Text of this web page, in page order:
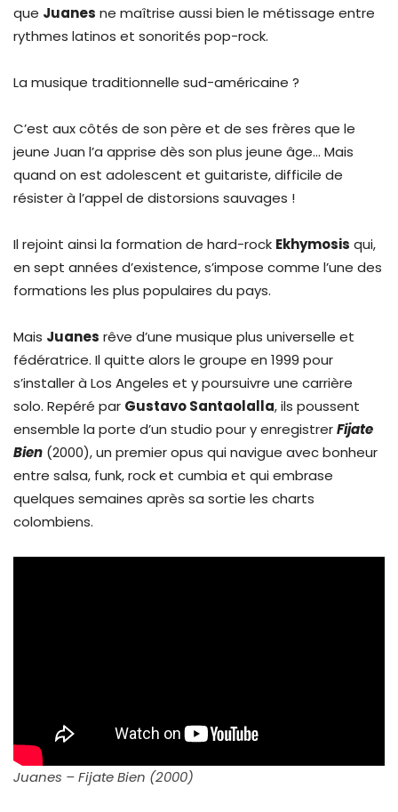
que Juanes ne maîtrise aussi bien le métissage entre
rythmes latinos et sonorités pop-rock.
La musique traditionnelle sud-américaine ?
C’est aux côtés de son père et de ses frères que le
jeune Juan l’a apprise dès son plus jeune âge… Mais
quand on est adolescent et guitariste, difficile de
résister à l’appel de distorsions sauvages !
Il rejoint ainsi la formation de hard-rock Ekhymosis qui,
en sept années d’existence, s’impose comme l’une des
formations les plus populaires du pays.
Mais Juanes rêve d’une musique plus universelle et
fédératrice. Il quitte alors le groupe en 1999 pour
s’installer à Los Angeles et y poursuivre une carrière
solo. Repéré par Gustavo Santaolalla, ils poussent
ensemble la porte d’un studio pour y enregistrerFijate
Bien (2000), un premier opus qui navigue avec bonheur
entre salsa, funk, rock et cumbia et qui embrase
quelques semaines après sa sortie les charts
colombiens.
Juanes – Fijate Bien (2000)